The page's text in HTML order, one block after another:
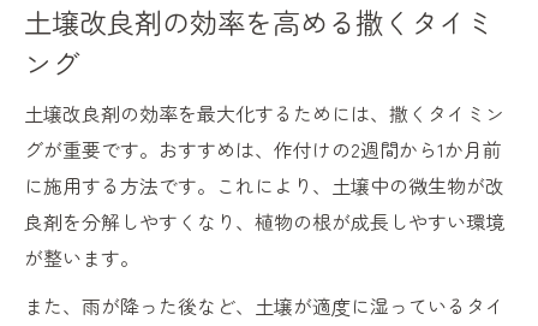
土壌改良剤の効率を高める撒くタイミ
ング
土壌改良剤の効率を最大化するためには、撒くタイミン
グが重要です。おすすめは、作付けの2週間から1か月前
に施用する方法です。これにより、土壌中の微生物が改
良剤を分解しやすくなり、植物の根が成長しやすい環境
が整います。
また、雨が降った後など、土壌が適度に湿っているタイ